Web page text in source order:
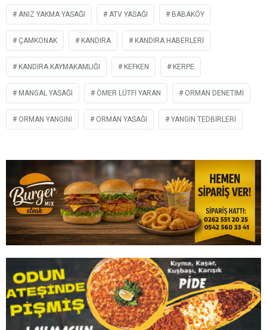
ANIZ YAKMA YASAĞI ATV YASAĞI BABAKÖY
ÇAMKONAK KANDIRA KANDIRA HABERLERI
KANDIRA KAYMAKAMLIĞI KEFKEN KERPE
MANGAL YASAĞI ÖMER LÜTFI YARAN ORMAN DENETIMI
ORMAN YANGINI ORMAN YASAĞI YANGIN TEDBIRLERI